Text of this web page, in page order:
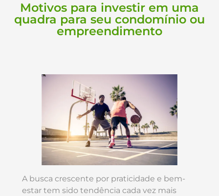
Motivos para investir em uma
quadra para seu condomínio ou
empreendimento
A busca crescente por praticidade e bem-
estar tem sido tendência cada vez mais